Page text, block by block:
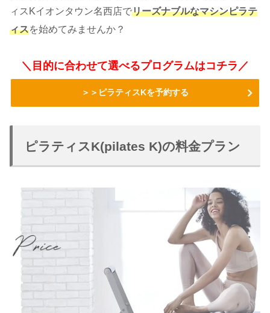
ィスKイオンタウン名西店でリーズナブルなマシンピラテ
ィスを始めてみませんか？
＼目的に合わせて選べるプログラムはコチラ／
＞＞ピラティスKを予約する
ピラティスK(pilates K)の料金プラン